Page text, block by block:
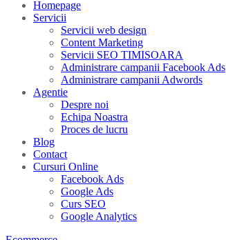
Homepage
Servicii
Servicii web design
Content Marketing
Servicii SEO TIMISOARA
Administrare campanii Facebook Ads
Administrare campanii Adwords
Agentie
Despre noi
Echipa Noastra
Proces de lucru
Blog
Contact
Cursuri Online
Facebook Ads
Google Ads
Curs SEO
Google Analytics